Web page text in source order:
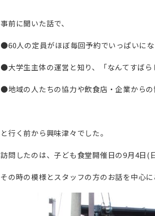
事前に聞いた話で、
●60人の定員がほぼ毎回予約でいっぱいにな
●大学生主体の運営と知り、「なんてすばら
●地域の人たちの協力や飲食店・企業から
と行く前から興味津々でした。
訪問したのは、子ども食堂開催日の9月4日(
その時の模様とスタッフの方のお話を中心に